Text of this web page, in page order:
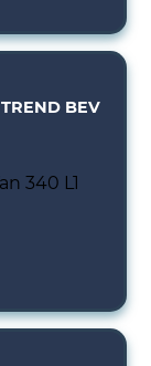
BEV